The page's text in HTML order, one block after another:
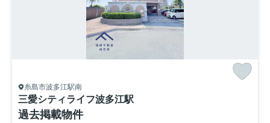
糸島市波多江駅南
三愛シティライフ波多江駅
過去掲載物件